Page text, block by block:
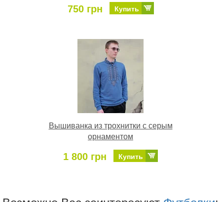
750 грн Купить
Вышиванка из трохнитки с серым
орнаментом
1 800 грн Купить